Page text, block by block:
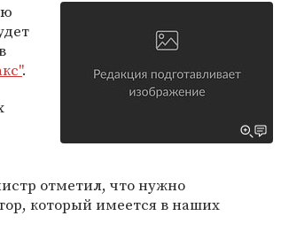
.
отметил, что нужно
который имеется в наших